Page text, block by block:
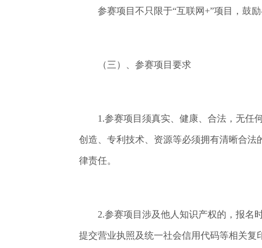
参赛项目不只限于“互联网+”项目，鼓励
（三）、参赛项目要求
1.参赛项目须真实、健康、合法，无任何
创造、专利技术、资源等必须拥有清晰合
律责任。
2.参赛项目涉及他人知识产权的，报名时
提交营业执照及统一社会信用代码等相关